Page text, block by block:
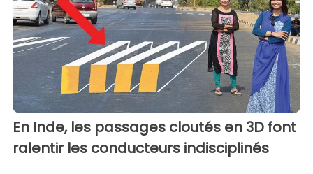
En Inde, les passages cloutés en 3D font
ralentir les conducteurs indisciplinés